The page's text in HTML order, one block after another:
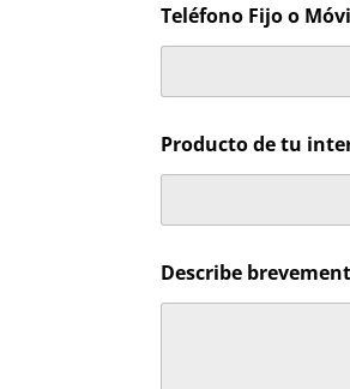
Teléfono Fijo o
e
s
r
b
e
N
Producto de tu
Describe